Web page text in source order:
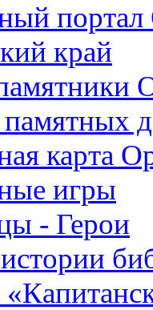
портал
край
карта
игры
- Герои